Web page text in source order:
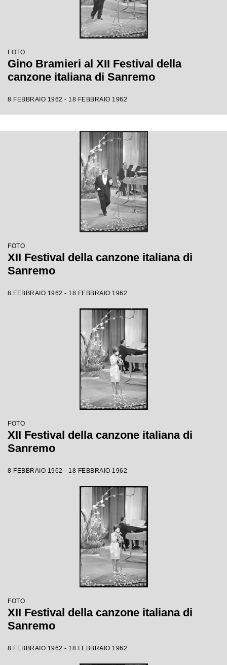
FOTO
Gino Bramieri al XII Festival della
canzone italiana di Sanremo
8 FEBBRAIO 1962 - 18 FEBBRAIO 1962
FOTO
XII Festival della canzone italiana di
Sanremo
8 FEBBRAIO 1962 - 18 FEBBRAIO 1962
FOTO
XII Festival della canzone italiana di
Sanremo
8 FEBBRAIO 1962 - 18 FEBBRAIO 1962
FOTO
XII Festival della canzone italiana di
Sanremo
8 FEBBRAIO 1962 - 18 FEBBRAIO 1962